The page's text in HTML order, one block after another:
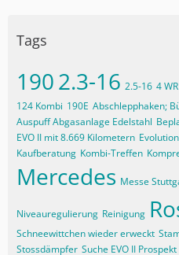
Tags
1902.3-16 2.5-16 4
124 Kombi 190E Abschlepphaken;
Auspuff Abgasanlage Edelstahl
EVO II mit 8.669 Kilometern Evolution
Kaufberatung Kombi-Treffen
Mercedes Messe
Niveauregulierung Reinigung
Schneewittchen wieder erweckt
Stossdämpfer Suche EVO II Prospekt